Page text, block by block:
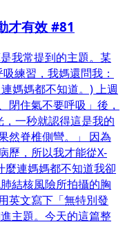
才有效 #81
我常提到的主題。某
練習，我媽還問我：
媽媽都不知道。) 上週
閉住氣不要呼吸」後，
一秒就認得這是我的
然脊椎側彎。」 因為
歷，所以我才能從X-
麼連媽媽都不知道我卻
結核風險所拍攝的胸
英文寫下「無特別發
主題。今天的這篇整